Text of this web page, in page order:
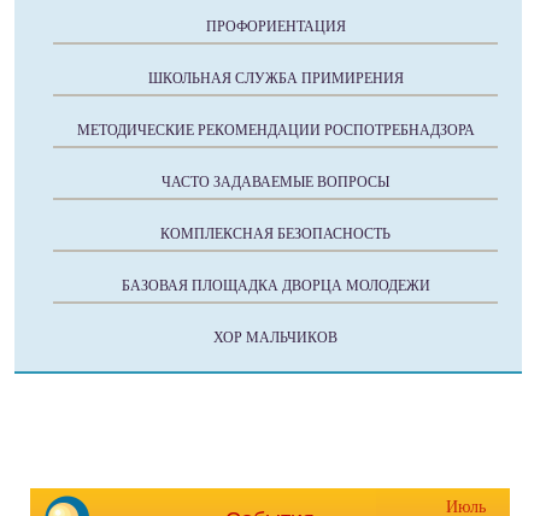
ПРОФОРИЕНТАЦИЯ
ШКОЛЬНАЯ СЛУЖБА ПРИМИРЕНИЯ
МЕТОДИЧЕСКИЕ РЕКОМЕНДАЦИИ РОСПОТРЕБНАДЗОРА
ЧАСТО ЗАДАВАЕМЫЕ ВОПРОСЫ
КОМПЛЕКСНАЯ БЕЗОПАСНОСТЬ
БАЗОВАЯ ПЛОЩАДКА ДВОРЦА МОЛОДЕЖИ
ХОР МАЛЬЧИКОВ
Июль